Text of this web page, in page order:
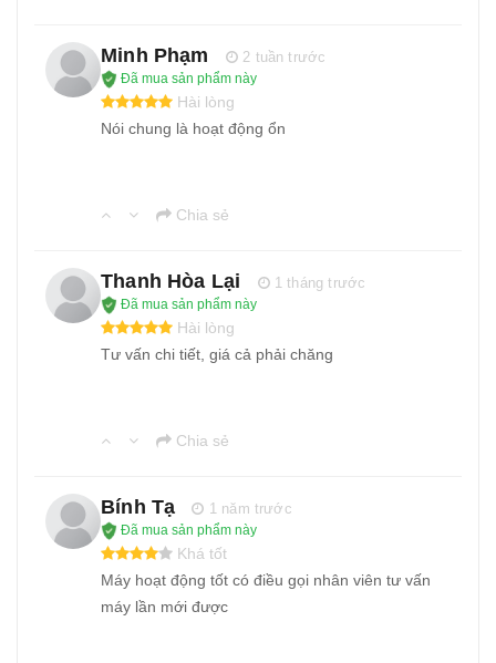
Minh Phạm
2 tuần trước
Đã mua sản phẩm này
Hài lòng
Nói chung là hoạt động ổn
Chia sẻ
Thanh Hòa Lại
1 tháng trước
Đã mua sản phẩm này
Hài lòng
Tư vấn chi tiết, giá cả phải chăng
Chia sẻ
Bính Tạ
1 năm trước
Đã mua sản phẩm này
Khá tốt
Máy hoạt động tốt có điều gọi nhân viên tư vấn
máy lần mới được